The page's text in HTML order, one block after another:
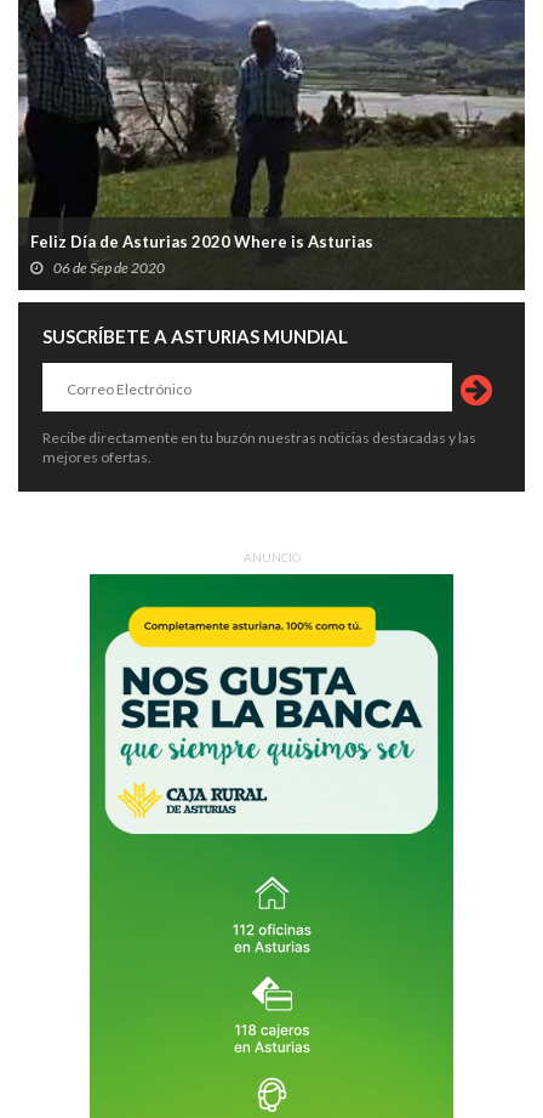
Feliz Día de Asturias 2020 Where is Asturias
06 de Sep de 2020
SUSCRÍBETE A ASTURIAS MUNDIAL
Recibe directamente en tu buzón nuestras noticias destacadas y las
mejores ofertas.
ANUNCIO